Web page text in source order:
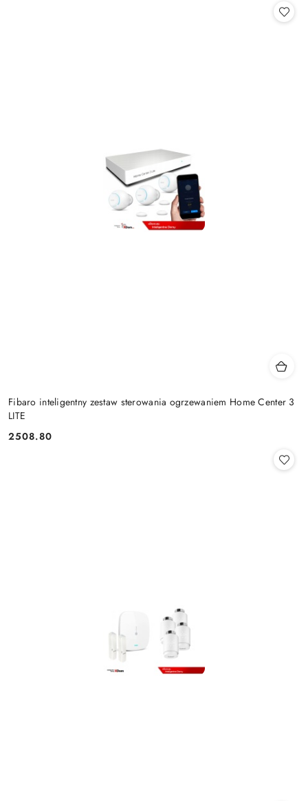
Fibaro inteligentny zestaw sterowania ogrzewaniem Home Center 3
LITE
Cena:
2508.80